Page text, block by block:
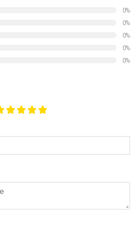
0%
0%
0%
0%
0%